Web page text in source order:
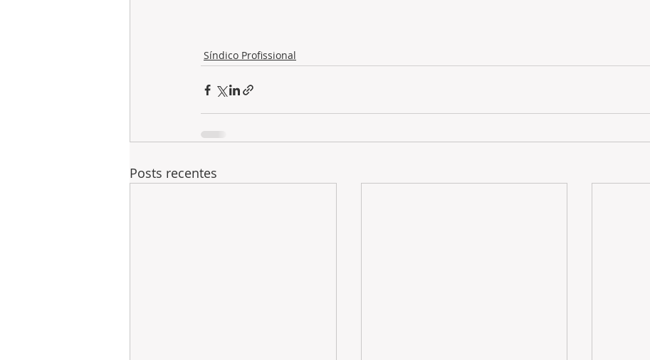
Síndico Profissional
Posts recentes